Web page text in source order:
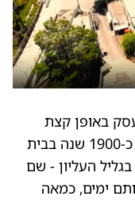
באופן קצת
מפתיע בעניין פוליטי - התרחש לפני כ-1900 שנה בבית
העליון - שם
ימים, כמאה